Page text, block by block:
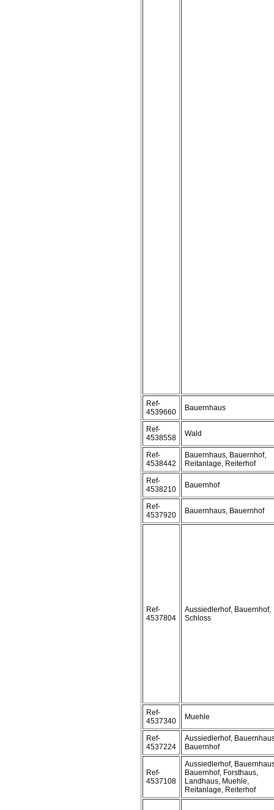
Ref-
4539660
Bauernhaus
Ref-
4538558
Wald
Ref-
4538442
Bauernhaus, Bauernhof,
Reitanlage, Reiterhof
Ref-
4538210
Bauernhof
Ref-
4537920
Bauernhaus, Bauernhof
Ref-
4537804
Aussiedlerhof, Bauernhof,
Schloss
Ref-
4537340
Muehle
Ref-
4537224
Aussiedlerhof,
Bauernhof
Ref-
4537108
Aussiedlerhof,
Bauernhof, Forsthaus,
Landhaus, Muehle,
Reitanlage, Reiterhof